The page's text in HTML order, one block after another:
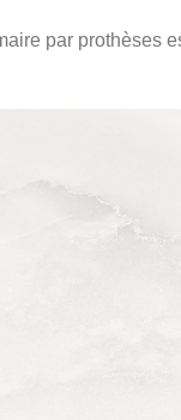
par prothèses